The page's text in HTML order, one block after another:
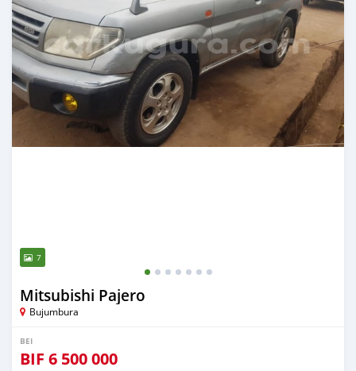
7
Mitsubishi Pajero
Bujumbura
BEI
BIF 6 500 000